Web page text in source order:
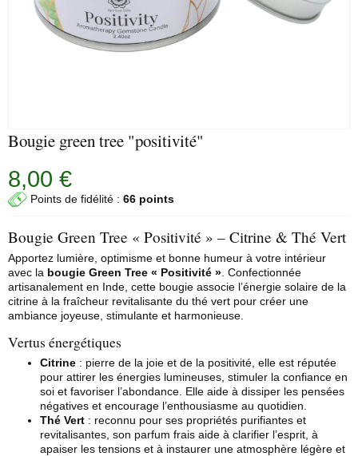
Bougie green tree "positivité"
8,00 €
Points de fidélité : 66 points
Bougie Green Tree « Positivité » – Citrine & Thé Vert
Apportez lumière, optimisme et bonne humeur à votre intérieur
avec la bougie Green Tree « Positivité » . Confectionnée
artisanalement en Inde, cette bougie associe l’énergie solaire de la
citrine à la fraîcheur revitalisante du thé vert pour créer une
ambiance joyeuse, stimulante et harmonieuse.
Vertus énergétiques
Citrine : pierre de la joie et de la positivité, elle est réputée
pour attirer les énergies lumineuses, stimuler la confiance en
soi et favoriser l’abondance. Elle aide à dissiper les pensées
négatives et encourage l’enthousiasme au quotidien.
Thé Vert : reconnu pour ses propriétés purifiantes et
revitalisantes, son parfum frais aide à clarifier l’esprit, à
apaiser les tensions et à instaurer une atmosphère légère et